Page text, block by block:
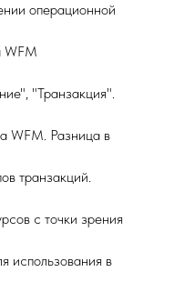
операционной
WFM
"Транзакция".
WFM. Разница в
транзакций.
с точки зрения
использования в